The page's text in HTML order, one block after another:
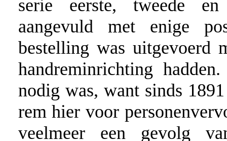
serie eerste, tweede
aangevuld met enige
bestelling was uitgevoerd
handreminrichting
nodig was, want sinds
rem hier voor
veelmeer een gevolg